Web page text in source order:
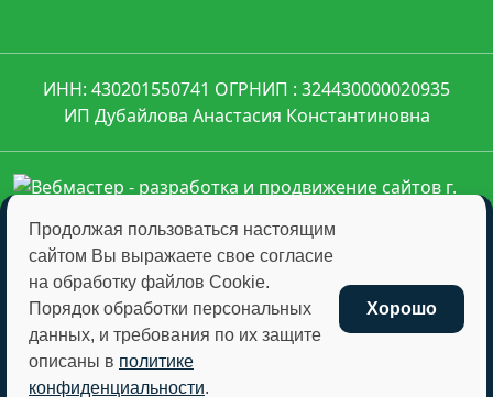
ИНН: 430201550741 ОГРНИП : 324430000020935
ИП Дубайлова Анастасия Константиновна
montagkomplekt@montagkomplekt.ru
+7 (8332) 45-27-29
Отправляя любую форму на сайте, вы соглашаетесь
Продолжая пользоваться настоящим
сайтом Вы выражаете свое согласие
на обработку файлов Cookie.
Порядок обработки персональных
данных, и требования по их защите
описаны в политике
конфиденциальности.
Хорошо